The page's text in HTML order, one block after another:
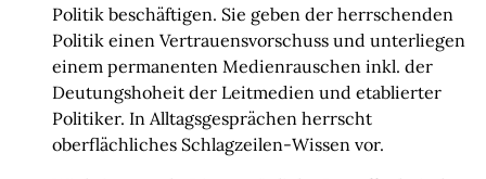
Politik beschäftigen. Sie geben der herrschenden
Politik einen Vertrauensvorschuss und unterliegen
einem permanenten Medienrauschen inkl. der
Deutungshoheit der Leitmedien und etablierter
Politiker. In Alltagsgesprächen herrscht
oberflächliches Schlagzeilen-Wissen vor.